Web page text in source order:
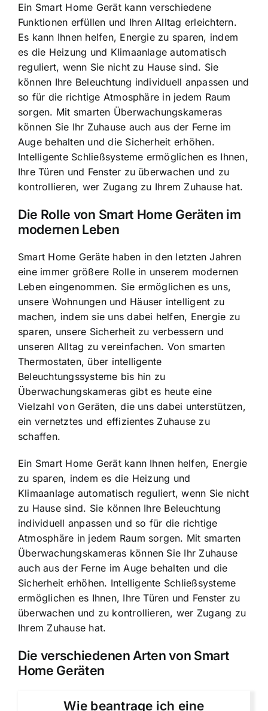
Ein Smart Home Gerät kann verschiedene
Funktionen erfüllen und Ihren Alltag erleichtern.
Es kann Ihnen helfen, Energie zu sparen, indem
es die Heizung und Klimaanlage automatisch
reguliert, wenn Sie nicht zu Hause sind. Sie
können Ihre Beleuchtung individuell anpassen und
so für die richtige Atmosphäre in jedem Raum
sorgen. Mit smarten Überwachungskameras
können Sie Ihr Zuhause auch aus der Ferne im
Auge behalten und die Sicherheit erhöhen.
Intelligente Schließsysteme ermöglichen es Ihnen,
Ihre Türen und Fenster zu überwachen und zu
kontrollieren, wer Zugang zu Ihrem Zuhause hat.
Die Rolle von Smart Home Geräten im
modernen Leben
Smart Home Geräte haben in den letzten Jahren
eine immer größere Rolle in unserem modernen
Leben eingenommen. Sie ermöglichen es uns,
unsere Wohnungen und Häuser intelligent zu
machen, indem sie uns dabei helfen, Energie zu
sparen, unsere Sicherheit zu verbessern und
unseren Alltag zu vereinfachen. Von smarten
Thermostaten, über intelligente
Beleuchtungssysteme bis hin zu
Überwachungskameras gibt es heute eine
Vielzahl von Geräten, die uns dabei unterstützen,
ein vernetztes und effizientes Zuhause zu
schaffen.
Ein Smart Home Gerät kann Ihnen helfen, Energie
zu sparen, indem es die Heizung und
Klimaanlage automatisch reguliert, wenn Sie nicht
zu Hause sind. Sie können Ihre Beleuchtung
individuell anpassen und so für die richtige
Atmosphäre in jedem Raum sorgen. Mit smarten
Überwachungskameras können Sie Ihr Zuhause
auch aus der Ferne im Auge behalten und die
Sicherheit erhöhen. Intelligente Schließsysteme
ermöglichen es Ihnen, Ihre Türen und Fenster zu
überwachen und zu kontrollieren, wer Zugang zu
Ihrem Zuhause hat.
Die verschiedenen Arten von Smart
Home Geräten
Wie beantrage ich eine